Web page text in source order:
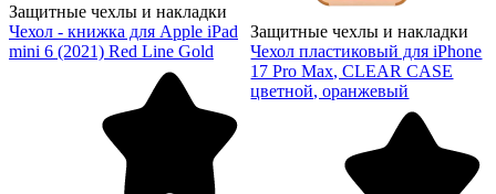
Защитные чехлы и накладки
Чехол - книжка для Apple iPad
mini 6 (2021) Red Line Gold
Защитные чехлы и накладки
Чехол пластиковый для iPhone
17 Pro Max, CLEAR CASE
цветной, оранжевый